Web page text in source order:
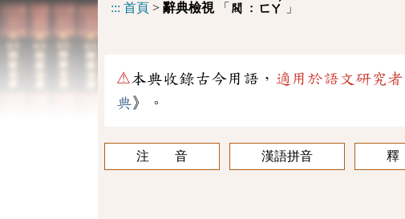
::: 首頁 > 辭典檢視「 閥 : ㄈㄚ 」
⚠本典收錄古今用語， 適用於語文研究者
典》。
注 音 漢語拼音